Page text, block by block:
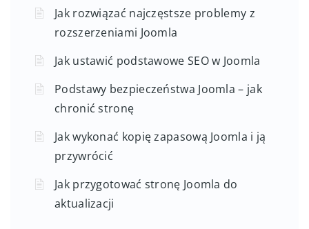
Jak rozwiązać najczęstsze problemy z
rozszerzeniami Joomla
Jak ustawić podstawowe SEO w Joomla
Podstawy bezpieczeństwa Joomla – jak
chronić stronę
Jak wykonać kopię zapasową Joomla i ją
przywrócić
Jak przygotować stronę Joomla do
aktualizacji